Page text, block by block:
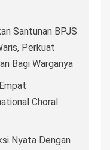
Santunan BPJS
Perkuat
Bagi Warganya
Choral
Nyata Dengan